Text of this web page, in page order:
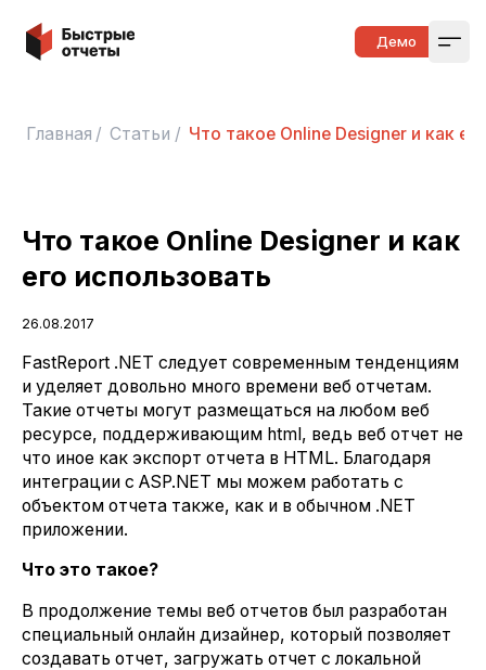
Быстрые отчеты Демо
Главная / Статьи / Что такое Online Designer и как
Что такое Online Designer и как
его использовать
26.08.2017
FastReport .NET следует современным тенденциям
и уделяет довольно много времени веб отчетам.
Такие отчеты могут размещаться на любом веб
ресурсе, поддерживающим html, ведь веб отчет не
что иное как экспорт отчета в HTML. Благодаря
интеграции с ASP.NET мы можем работать с
объектом отчета также, как и в обычном .NET
приложении.
Что это такое?
В продолжение темы веб отчетов был разработан
специальный онлайн дизайнер, который позволяет
создавать отчет, загружать отчет с локальной